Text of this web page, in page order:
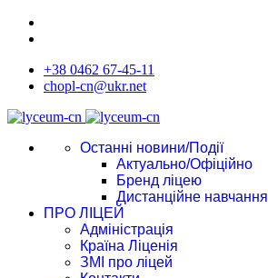
+38 0462 67-45-11
chopl-cn@ukr.net
Останні новини/Події
Актуально/Офіційно
Бренд ліцею
Дистанційне навчання
ПРО ЛІЦЕЙ
Адміністрація
Країна Ліценія
ЗМІ про ліцей